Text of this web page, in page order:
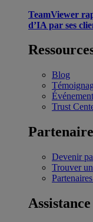
TeamViewer
d’IA par ses
Blog
Trust
Partenaire
Devenir
Trouver
Assistance